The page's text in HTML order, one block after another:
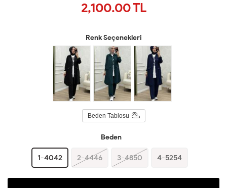
2,100.00TL
Renk Seçenekleri
Beden Tablosu
Beden
1-4042 2-4446 3-4850 4-5254